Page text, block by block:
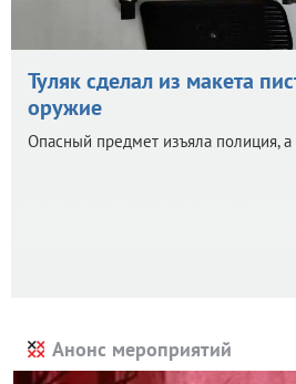
Туляк сделал из макета
оружие
Опасный предмет изъяла полиция,
Анонс мероприятий